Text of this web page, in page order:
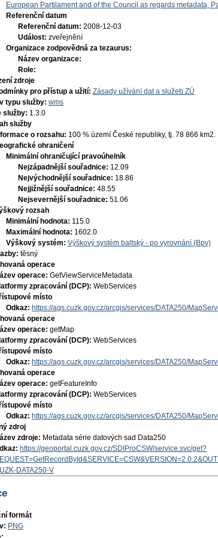
European Partilament and of the Council as regards metadata,
Referenční datum
Referenční datum: 2008-12-03
Událost: zveřejnění
Organizace zodpovědná za tezaurus:
Název organizace:
Role:
zdroje
pro přístup a užití: Zásady užívání dat a služeb ZÚ
typu služby: wms
služby: 1.3.0
služby
o rozsahu: 100 % území České republiky, tj. 78 866 km2.
ohraničení
Minimální ohraničující pravoúhelník
Nejzápadnější souřadnice: 12.09
Nejvýchodnější souřadnice: 18.86
Nejjižnější souřadnice: 48.55
Nejsevernější souřadnice: 51.06
rozsah
Minimální hodnota: 115.0
Maximální hodnota: 1602.0
Výškový systém: Výškový systém baltský - po vyrovnání (Bpv)
těsný
operace
operace: GetViewServiceMetadata
zpracování (DCP): WebServices
místo
Odkaz: https://ags.cuzk.gov.cz/arcgis/services/DATA250/
operace
operace: getMap
zpracování (DCP): WebServices
místo
Odkaz: https://ags.cuzk.gov.cz/arcgis/services/DATA250/
operace
operace: getFeatureInfo
zpracování (DCP): WebServices
místo
Odkaz: https://ags.cuzk.gov.cz/arcgis/services/DATA250/
zdroj
zdroje: Metadata série datových sad Data250
https://geoportal.cuzk.gov.cz/SDIProCSW/service.svc/get?
DATA250-V
formát
PNG